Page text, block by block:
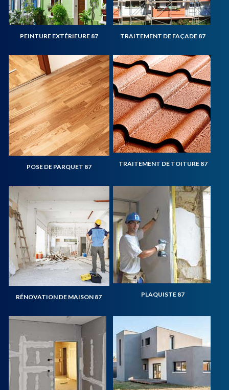
PEINTURE EXTÉRIEURE 87 TRAITEMENT DE FAÇADE 87
POSE DE PARQUET 87 TRAITEMENT DE TOITURE 87
RÉNOVATION DE MAISON 87 PLAQUISTE 87